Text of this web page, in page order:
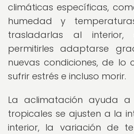
climáticas específicas,
humedad y
trasladarlas al interior,
permitirles adaptarse
nuevas condiciones, de lo
sufrir estrés e incluso morir.
La aclimatación ayuda
tropicales se ajusten a la
interior, la variación de